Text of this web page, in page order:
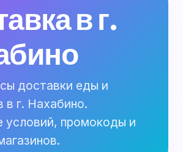
в г.
доставки еды и
в г. Нахабино.
условий, промокоды и